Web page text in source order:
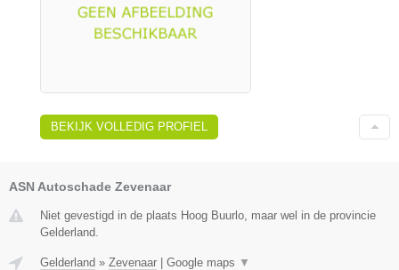
BEKIJK VOLLEDIG PROFIEL
ASN Autoschade Zevenaar
Niet gevestigd in de plaats Hoog Buurlo, maar wel in de provincie
Gelderland.
Gelderland » Zevenaar | Google maps ▼